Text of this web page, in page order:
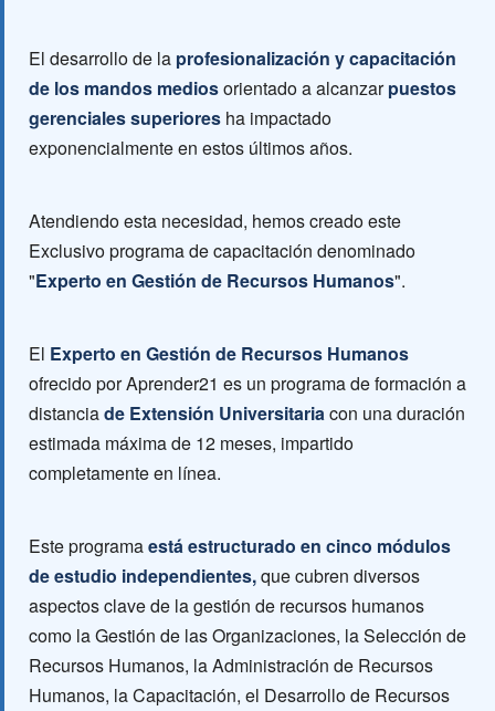
El desarrollo de la profesionalización y capacitación
de los mandos mediosorientado a alcanzarpuestos
gerenciales superiores ha impactado
exponencialmente en estos últimos años.
Atendiendo esta necesidad, hemos creado este
Exclusivo programa de capacitación denominado
"Experto en Gestión de Recursos Humanos".
El Experto en Gestión de Recursos Humanos
ofrecido por Aprender21 es un programa de formación a
distanciade Extensión Universitariacon una duración
estimada máxima de 12 meses, impartido
completamente en línea.
Este programaestá estructurado en cinco módulos
de estudio independientes,que cubren diversos
aspectos clave de la gestión de recursos humanos
como la Gestión de las Organizaciones, la Selección de
Recursos Humanos, la Administración de Recursos
Humanos, la Capacitación, el Desarrollo de Recursos